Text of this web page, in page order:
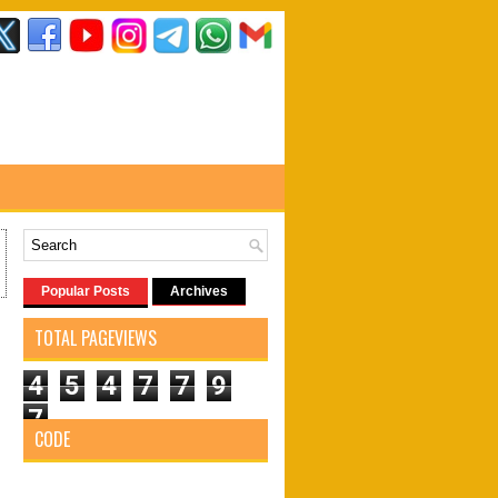
Popular Posts Archives
TOTAL PAGEVIEWS
4 5 4 7 7
9
7
CODE